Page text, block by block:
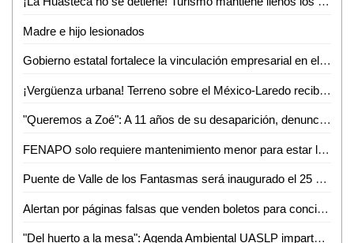
Madre e hijo lesionados
Gobierno estatal fortalece la vinculación empresarial en el bajío
¡Vergüenza urbana! Terreno sobre el México-Laredo recibe basura a plena vista de todos
"Queremos a Zoé": A 11 años de su desaparición, denuncian omisiones y olvido en el caso
FENAPO solo requiere mantenimiento menor para estar lista en agosto: Seduvop
Puente de Valle de los Fantasmas será inaugurado el 25 de julio previo a la FENAPO 2026
Alertan por páginas falsas que venden boletos para conciertos de la FENAPO
"Del huerto a la mesa": Agenda Ambiental UASLP imparte talleres de sustentabilidad y alimentación consciente